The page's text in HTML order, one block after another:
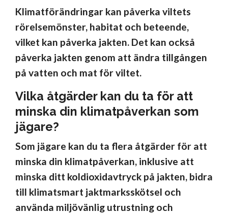
Klimatförändringar kan påverka viltets
rörelsemönster, habitat och beteende,
vilket kan påverka jakten. Det kan också
påverka jakten genom att ändra tillgången
på vatten och mat för viltet.
Vilka åtgärder kan du ta för att
minska din klimatpåverkan som
jägare?
Som jägare kan du ta flera åtgärder för att
minska din klimatpåverkan, inklusive att
minska ditt koldioxidavtryck på jakten, bidra
till klimatsmart jaktmarksskötsel och
använda miljövänlig utrustning och